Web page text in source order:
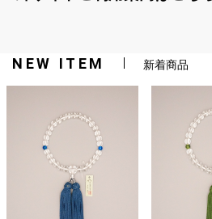
NEW ITEM 新着商品